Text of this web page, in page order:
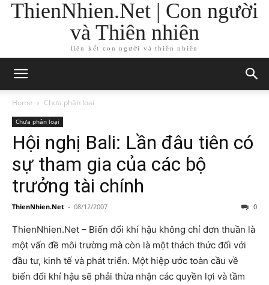
ThienNhien.Net | Con người
và Thiên nhiên
liên kết con người và thiên nhiên
Home Chưa phân loại
Chưa phân loại
Hội nghị Bali: Lần đâu tiên có
sự tham gia của các bộ
trưởng tài chính
ThienNhien.Net - 08/12/2007 0
ThienNhien.Net – Biến đổi khí hậu không chỉ đơn thuần là
một vấn đề môi trường mà còn là một thách thức đối với
đầu tư, kinh tế và phát triển. Một hiệp ước toàn cầu về
biến đổi khí hậu sẽ phải thừa nhận các quyền lợi và tầm